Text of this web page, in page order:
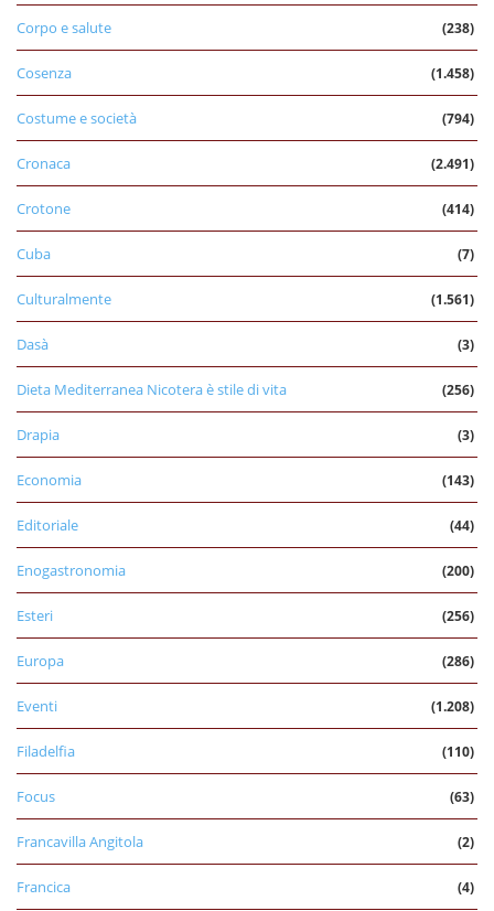
Corpo e salute (238)
Cosenza (1.458)
Costume e società (794)
Cronaca (2.491)
Crotone (414)
Cuba (7)
Culturalmente (1.561)
Dasà (3)
Dieta Mediterranea Nicotera è stile di vita (256)
Drapia (3)
Economia (143)
Editoriale (44)
Enogastronomia (200)
Esteri (256)
Europa (286)
Eventi (1.208)
Filadelfia (110)
Focus (63)
Francavilla Angitola (2)
Francica (4)